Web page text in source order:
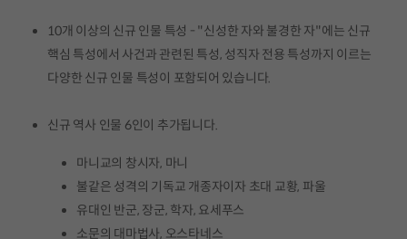
10개 이상의 신규 인물 특성 - "신성한 자와 불경한 자"에는 신규
핵심 특성에서 사건과 관련된 특성, 성직자 전용 특성까지 이르는
다양한 신규 인물 특성이 포함되어 있습니다.
신규 역사 인물 6인이 추가됩니다.
마니교의 창시자, 마니
불같은 성격의 기독교 개종자이자 초대 교황, 파울
유대인 반군, 장군, 학자, 요세푸스
소문의 대마법사, 오스타네스